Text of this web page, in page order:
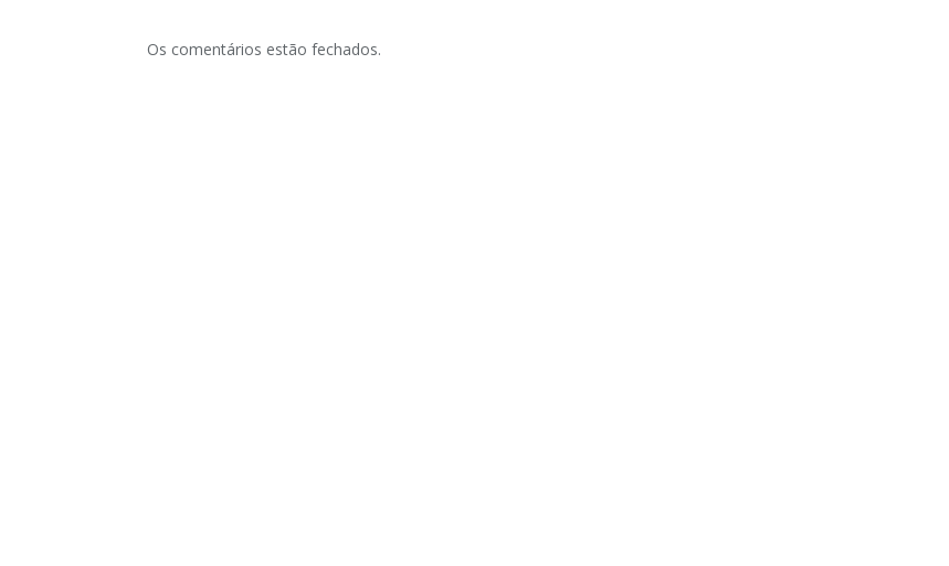
Os comentários estão fechados.